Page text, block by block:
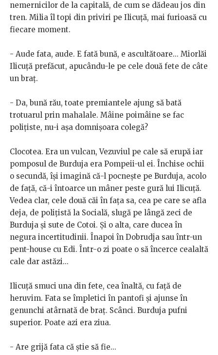
nemernicilor de la capitală, de cum se dădeau jos din
tren. Milia îl topi din priviri pe Ilicuță, mai furioasă cu
fiecare moment.
- Aude fata, aude. E fată bună, e ascultătoare... Miorlăi
Ilicuță prefăcut, apucându-le pe cele două fete de câte
un braț.
- Da, bună rău, toate premiantele ajung să bată
trotuarul prin mahalale. Mâine poimâine se fac
polițiste, nu-i așa domnișoara colegă?
Clocotea. Era un vulcan, Vezuviul pe cale să erupă iar
pomposul de Burduja era Pompeii-ul ei. Închise ochii
o secundă, își imagină că-l pocnește pe Burduja, acolo
de față, că-i întoarce un mâner peste gură lui Ilicuță.
Vedea clar, cele două căi în fața sa, cea pe care se afla
deja, de polițistă la Socială, slugă pe lângă zeci de
Burduja și sute de Cotoi. Și o alta, care ducea în
negura incertitudinii. Înapoi în Dobrudja sau într-un
pent-house cu Edi. Într-o zi poate o să încerce cealaltă
cale dar astăzi...
Ilicuță smuci una din fete, cea înaltă, cu față de
heruvim. Fata se împletici în pantofi și ajunse în
genunchi atârnată de braț. Scânci. Burduja pufni
superior. Poate azi era ziua.
- Are grijă fata că știe să fie...